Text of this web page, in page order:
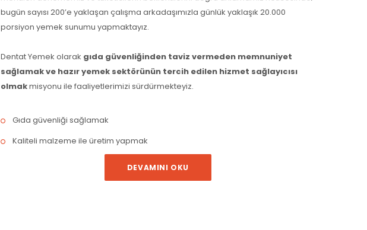
bugün sayısı 200’e yaklaşan çalışma arkadaşımızla günlük yaklaşık 20.000
porsiyon yemek sunumu yapmaktayız.
Dentat Yemek olarak gıda güvenliğinden taviz vermeden memnuniyet
sağlamak ve hazır yemek sektörünün tercih edilen hizmet sağlayıcısı
olmakmisyonu ile faaliyetlerimizi sürdürmekteyiz.
Gıda güvenliği sağlamak
Kaliteli malzeme ile üretim yapmak
DEVAMINI OKU